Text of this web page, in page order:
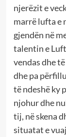
njerëzit e
marrë lufta e
gjendën në
talentin e
vendas dhe
dhe pa
të ndeshë ky
njohur dhe
tij, në skena
situatat e